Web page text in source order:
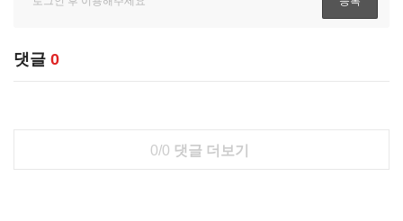
댓글 0
0/0 댓글 더보기